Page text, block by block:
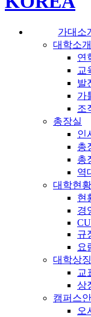
가대소
대학소개
연
교
발
가
조
총장실
인
총
총
역
대학현황
현
경
규
요
대학상징
교
상
캠퍼스
오